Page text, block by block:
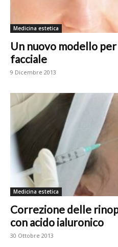
Medicina estetica
Un nuovo modello
facciale
9 Dicembre 2013
Medicina estetica
Correzione delle
con acido ialuronico
30 Ottobre 2013